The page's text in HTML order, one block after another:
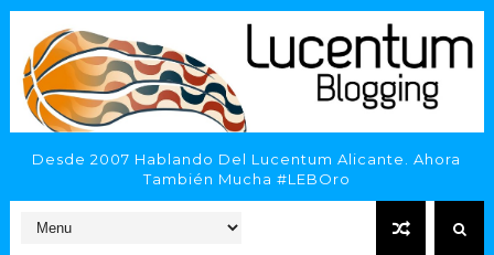
Desde 2007 Hablando Del Lucentum Alicante. Ahora
También Mucha #LEBOro